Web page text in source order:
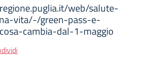
web/salute-
vita/-/green-pass-e-
cambia-dal-1-maggio